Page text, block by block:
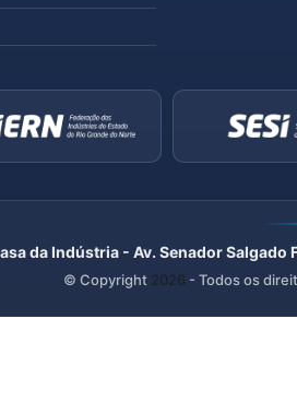
da Indústria - Av. Senador
© Copyright 2026 - Todos os